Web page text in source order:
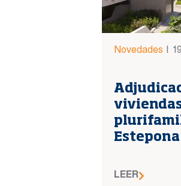
Novedades |
Estepona
LEER